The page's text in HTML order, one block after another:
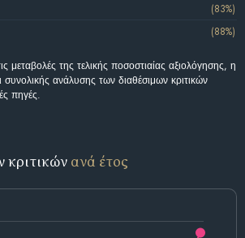
(83%)
(88%)
μεταβολές της τελικής ποσοστιαίας αξιολόγησης, η
συνολικής ανάλυσης των διαθέσιμων κριτικών
πηγές.
ανά έτος